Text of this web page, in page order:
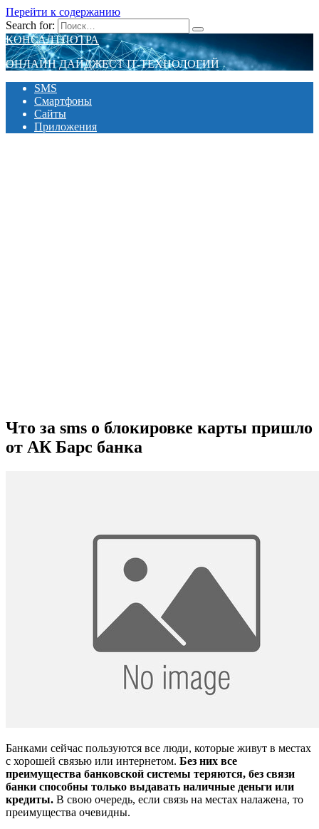
Перейти к содержанию
Search for:
КОНСАЛТПОТРА
ОНЛАЙН ДАЙДЖЕСТ IT-ТЕХНОЛОГИЙ
SMS
Смартфоны
Сайты
Приложения
Что за sms о блокировке карты пришло
от АК Барс банка
Банками сейчас пользуются все люди, которые живут в местах
с хорошей связью или интернетом. Без них все
преимущества банковской системы теряются, без связи
банки способны только выдавать наличные деньги или
кредиты. В свою очередь, если связь на местах налажена, то
преимущества очевидны.